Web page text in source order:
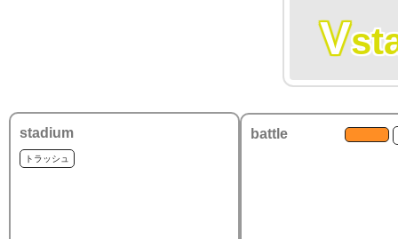
V
stadium
トラッシュ
battle